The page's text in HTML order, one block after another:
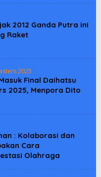
2012 Ganda Putra ini
Raket
2025
Final Daihatsu
2025, Menpora Dito
: Kolaborasi dan
Cara
Olahraga